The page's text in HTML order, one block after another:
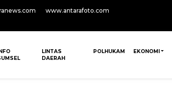
www.antarafoto.com
LINTAS
DAERAH
POLHUKAM EKONOMI